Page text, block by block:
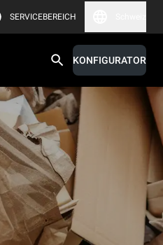
SERVICEBEREICH
KONFIGURATOR